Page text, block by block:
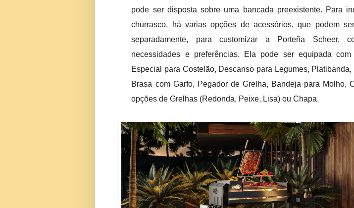
pode ser disposta sobre uma bancada preexistente. Para
churrasco, há varias opções de acessórios, que podem
separadamente, para customizar a Porteña Scheer,
necessidades e preferências. Ela pode ser equipada
Especial para Costelão, Descanso para Legumes, Platibanda,
Brasa com Garfo, Pegador de Grelha, Bandeja para Molho,
opções de Grelhas (Redonda, Peixe, Lisa) ou Chapa.